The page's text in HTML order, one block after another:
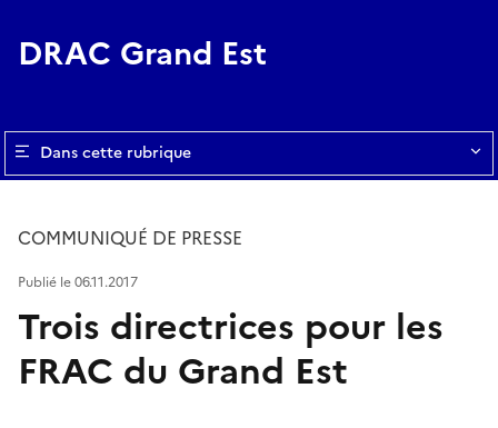
DRAC Grand Est
Dans cette rubrique
COMMUNIQUÉ DE PRESSE
Trois directrices pour les
FRAC du Grand Est
Publié le 06.11.2017